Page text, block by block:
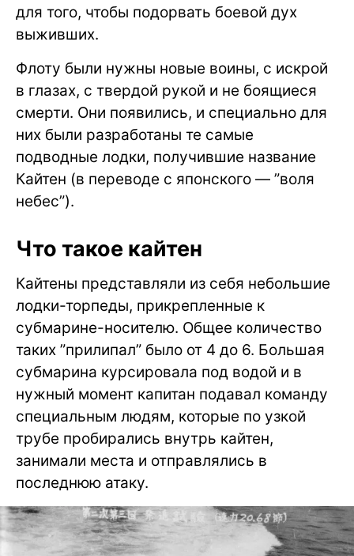
для того, чтобы подорвать боевой дух
выживших.
Флоту были нужны новые воины, с искрой
в глазах, с твердой рукой и не боящиеся
смерти. Они появились, и специально для
них были разработаны те самые
подводные лодки, получившие название
Кайтен (в переводе с японского — ”воля
небес”).
Что такое кайтен
Кайтены представляли из себя небольшие
лодки-торпеды, прикрепленные к
субмарине-носителю. Общее количество
таких ”прилипал” было от 4 до 6. Большая
субмарина курсировала под водой и в
нужный момент капитан подавал команду
специальным людям, которые по узкой
трубе пробирались внутрь кайтен,
занимали места и отправлялись в
последнюю атаку.